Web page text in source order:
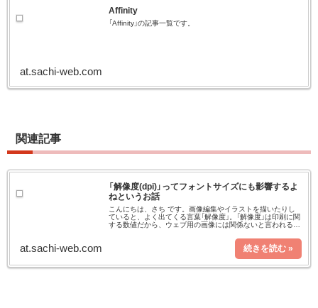
Affinity
「Affinity」の記事一覧です。
at.sachi-web.com
関連記事
「解像度(dpi)」ってフォントサイズにも影響するよ
ねというお話
こんにちは、さち です。画像編集やイラストを描いたりし
ていると、よく出てくる言葉「解像度」。「解像度」は印刷に関
する数値だから、ウェブ用の画像には関係ないと言われるこ
at.sachi-web.com